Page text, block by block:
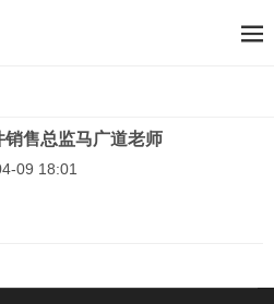
销售总监马广道老师
09 18:01